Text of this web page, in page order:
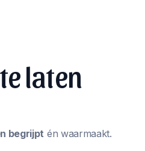
laten
begrijpt én waarmaakt.